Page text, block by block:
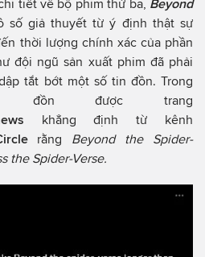
tiết về bộ phim thứ ba, Beyond
số giả thuyết từ ý định thật sự
thời lượng chính xác của phần
đội ngũ sản xuất phim đã phải
tắt bớt một số tin đồn. Trong
được trang
khẳng định từ kênh
rằng Beyond the Spider-
the Spider-Verse.